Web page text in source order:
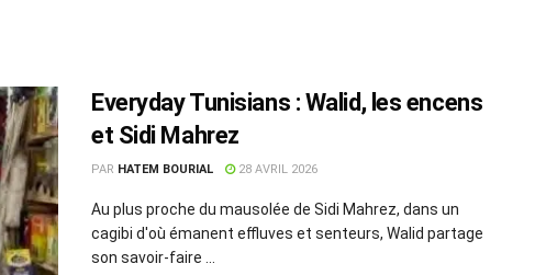
Everyday Tunisians : Walid, les encens
et Sidi Mahrez
PAR HATEM BOURIAL 28 AVRIL 2026
Au plus proche du mausolée de Sidi Mahrez, dans un
cagibi d'où émanent effluves et senteurs, Walid partage
son savoir-faire ...